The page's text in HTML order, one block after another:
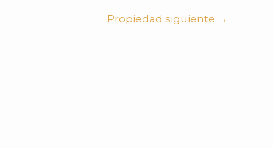
Propiedad siguiente →